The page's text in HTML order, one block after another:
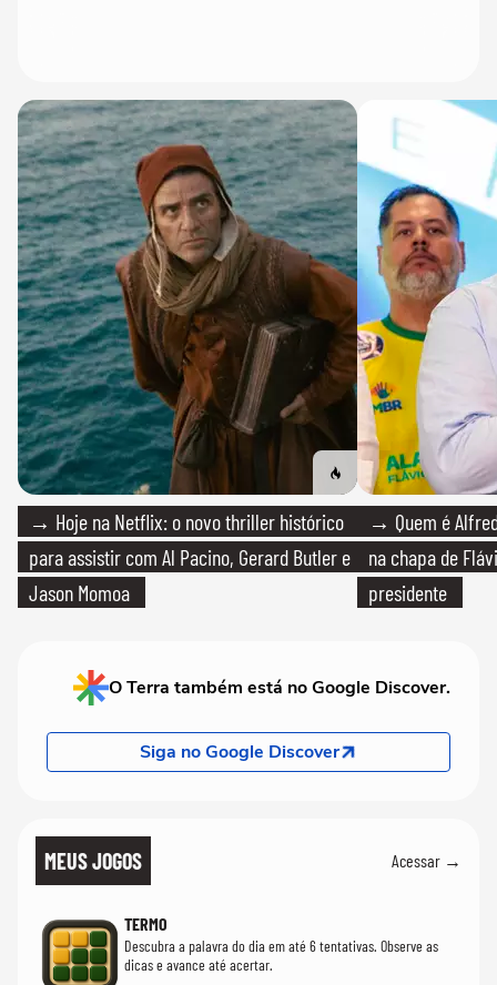
→ Hoje na Netflix: o novo thriller histórico
para assistir com Al Pacino, Gerard Butler e
Jason Momoa
→ Quem é
na chapa de
presidente
O Terra também está no Google Discover.
Siga no Google Discover
MEUS JOGOS Acessar →
TERMO
Descubra a palavra do dia em até 6 tentativas. Observe as
dicas e avance até acertar.